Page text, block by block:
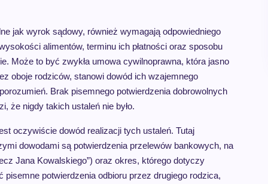
jak wyrok sądowy, również wymagają odpowiedniego
alimentów, terminu ich płatności oraz sposobu
Może to być zwykła umowa cywilnoprawna, która jasno
oboje rodziców, stanowi dowód ich wzajemnego
Brak pisemnego potwierdzenia dobrowolnych
że nigdy takich ustaleń nie było.
oczywiście dowód realizacji tych ustaleń. Tutaj
dowodami są potwierdzenia przelewów bankowych, na
Jana Kowalskiego”) oraz okres, którego dotyczy
pisemne potwierdzenia odbioru przez drugiego rodzica,